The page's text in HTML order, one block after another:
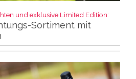
und exklusive Limited Edition:
Sortiment mit